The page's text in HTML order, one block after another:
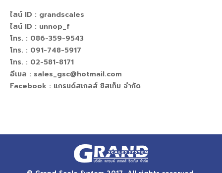
ไลน์ ID : grandscales
ไลน์ ID : unnop_f
โทร. : 086-359-9543
โทร. : 091-748-5917
โทร. : 02-581-8171
อีเมล : sales_gsc@hotmail.com
Facebook : แกรนด์สเกลส์ ซิสเท็ม จำกัด